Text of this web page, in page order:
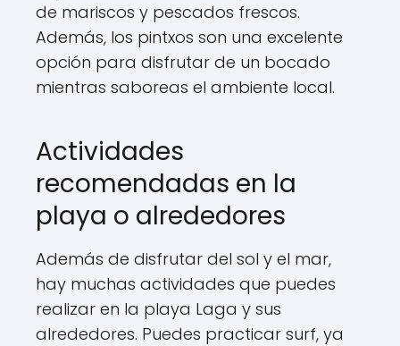
de mariscos y pescados frescos.
Además, los pintxos son una excelente
opción para disfrutar de un bocado
mientras saboreas el ambiente local.
Actividades
recomendadas en la
playa o alrededores
Además de disfrutar del sol y el mar,
hay muchas actividades que puedes
realizar en la playa Laga y sus
alrededores. Puedes practicar surf, ya